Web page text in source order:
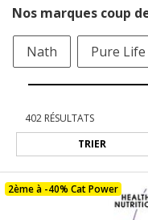
Nos marques coup
Nath Pure Life
402 RÉSULTATS
2ème à -40% Cat Power